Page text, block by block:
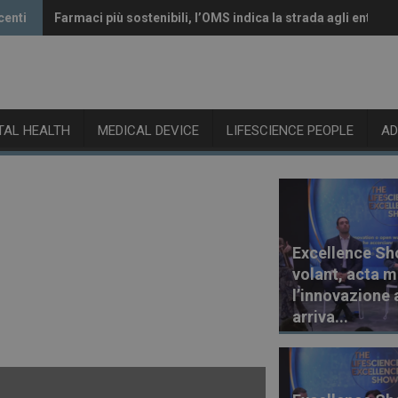
Farmaci più sostenibili, l’OMS indica la strada agli enti
Vaccini anti-Covid, il CHMP raccomanda l’aggiornamento
HEALTH MEDICAL DEVICE LIFESCIENCE PEOPLE
Excellence
volant, acta
l’innovazione
arriva...